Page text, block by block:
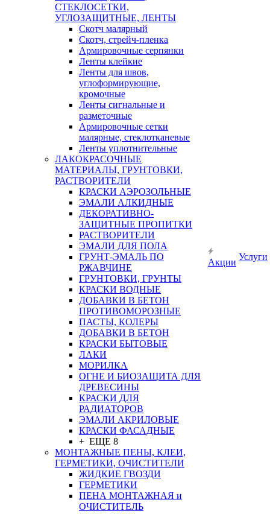
СТЕКЛОСЕТКИ,
УГЛОЗАЩИТНЫЕ, ЛЕНТЫ
Скотч малярный
Скотч, стрейч-пленка
Армировочные серпянки
Ленты клейкие
Ленты для швов,
углоформирующие,
кромочные
Ленты сигнальные и
разметочные
Армировочные сетки
малярные, стеклотканевые
Ленты уплотнительные
ЛАКОКРАСОЧНЫЕ
МАТЕРИАЛЫ, ГРУНТОВКИ,
РАСТВОРИТЕЛИ
КРАСКИ АЭРОЗОЛЬНЫЕ
ЭМАЛИ АЛКИДНЫЕ
ДЕКОРАТИВНО-
ЗАЩИТНЫЕ ПРОПИТКИ
РАСТВОРИТЕЛИ
ЭМАЛИ ДЛЯ ПОЛА
ГРУНТ-ЭМАЛЬ ПО
РЖАВЧИНЕ
ГРУНТОВКИ, ГРУНТЫ
КРАСКИ ВОДНЫЕ
ДОБАВКИ В БЕТОН
ПРОТИВОМОРОЗНЫЕ
ПАСТЫ, КОЛЕРЫ
ДОБАВКИ В БЕТОН
КРАСКИ БЫТОВЫЕ
ЛАКИ
МОРИЛКА
ОГНЕ И БИОЗАЩИТА ДЛЯ
ДРЕВЕСИНЫ
КРАСКИ ДЛЯ
РАДИАТОРОВ
ЭМАЛИ АКРИЛОВЫЕ
КРАСКИ ФАСАДНЫЕ
+ ЕЩЕ 8
МОНТАЖНЫЕ ПЕНЫ, КЛЕИ,
ГЕРМЕТИКИ, ОЧИСТИТЕЛИ
ЖИДКИЕ ГВОЗДИ
ГЕРМЕТИКИ
ПЕНА МОНТАЖНАЯ и
ОЧИСТИТЕЛЬ
Акции
Услуги